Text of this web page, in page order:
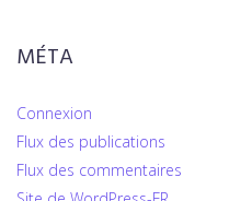
MÉTA
Connexion
Flux des publications
Flux des commentaires